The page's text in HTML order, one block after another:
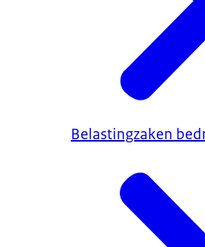
Belastingzaken